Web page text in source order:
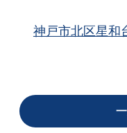
神戸市北区星